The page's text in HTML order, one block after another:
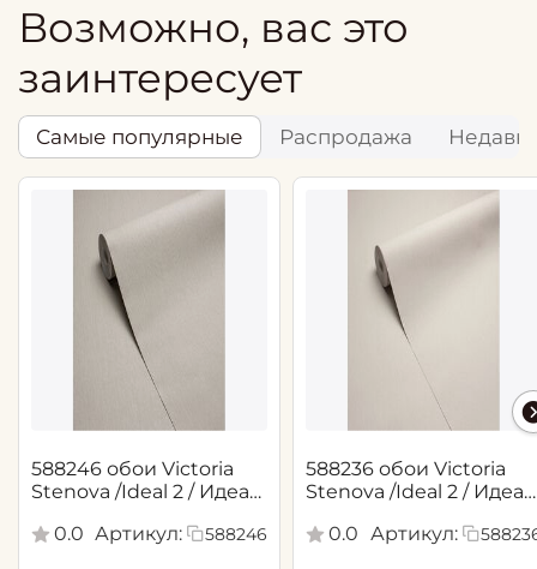
Возможно, вас это
заинтересует
Самые популярные Распродажа
588246 обои Victoria
Stenova /Ideal 2 / Идеал
0.0 Артикул: 588246
588236 обои Victoria
Stenova /Ideal 2 / Идеал
0.0
Артикул: